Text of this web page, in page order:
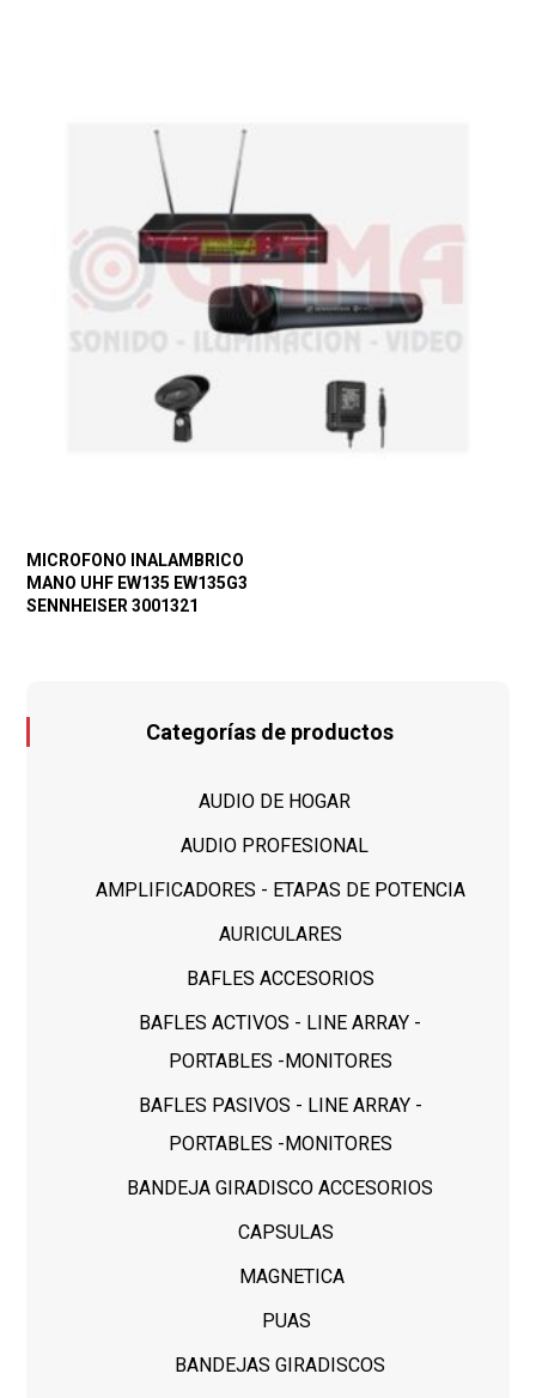
MICROFONO INALAMBRICO
MANO UHF EW135 EW135G3
SENNHEISER 3001321
Categorías de productos
AUDIO DE HOGAR
AUDIO PROFESIONAL
AMPLIFICADORES - ETAPAS DE POTENCIA
AURICULARES
BAFLES ACCESORIOS
BAFLES ACTIVOS - LINE ARRAY -
PORTABLES -MONITORES
BAFLES PASIVOS - LINE ARRAY -
PORTABLES -MONITORES
BANDEJA GIRADISCO ACCESORIOS
CAPSULAS
MAGNETICA
PUAS
BANDEJAS GIRADISCOS